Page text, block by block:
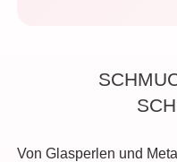
Von Glasperlen und